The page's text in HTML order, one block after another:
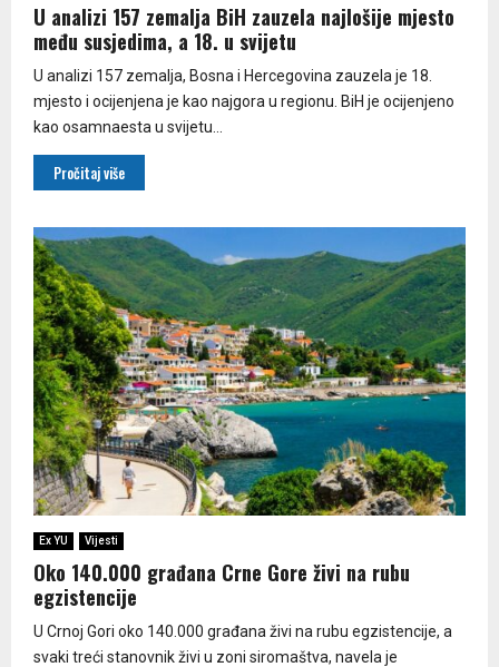
U analizi 157 zemalja BiH zauzela najlošije mjesto
među susjedima, a 18. u svijetu
U analizi 157 zemalja, Bosna i Hercegovina zauzela je 18.
mjesto i ocijenjena je kao najgora u regionu. BiH je ocijenjeno
kao osamnaesta u svijetu...
Pročitaj više
Ex YU Vijesti
Oko 140.000 građana Crne Gore živi na rubu
egzistencije
U Crnoj Gori oko 140.000 građana živi na rubu egzistencije, a
svaki treći stanovnik živi u zoni siromaštva, navela je